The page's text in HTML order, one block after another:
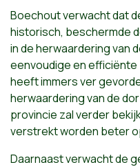
Boechout verwacht dat
historisch, beschermde
in de herwaardering van
eenvoudige en
heeft immers ver
herwaardering van de
provincie zal verder
verstrekt worden beter
Daarnaast verwacht de